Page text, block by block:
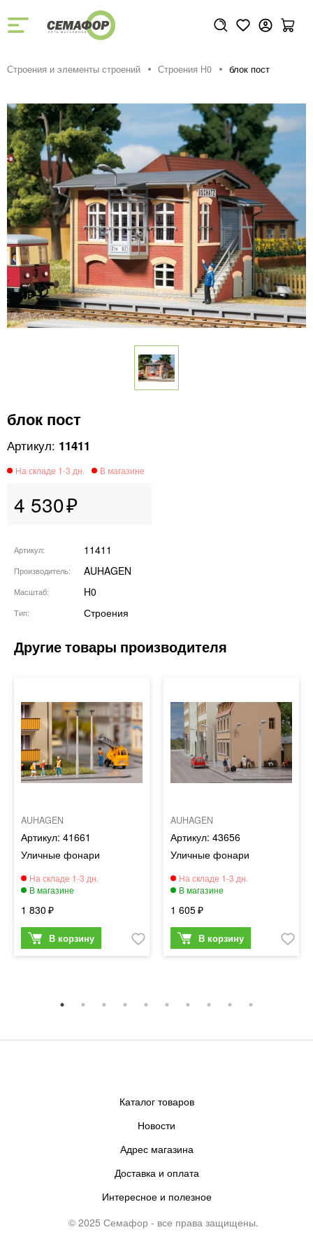
Строения и элементы строений Строения H0 блок пост
блок пост
11411
4 530
Артикул 11411
Производитель AUHAGEN
Масштаб H0
Тип Строения
AUHAGEN
41661
Уличные фонари
1 830
AUHAGEN
43656
Уличные фонари
1 605
Каталог товаров
Новости
Адрес магазина
Доставка и оплата
Интересное и полезное
© 2025 Семафор - все права защищены.